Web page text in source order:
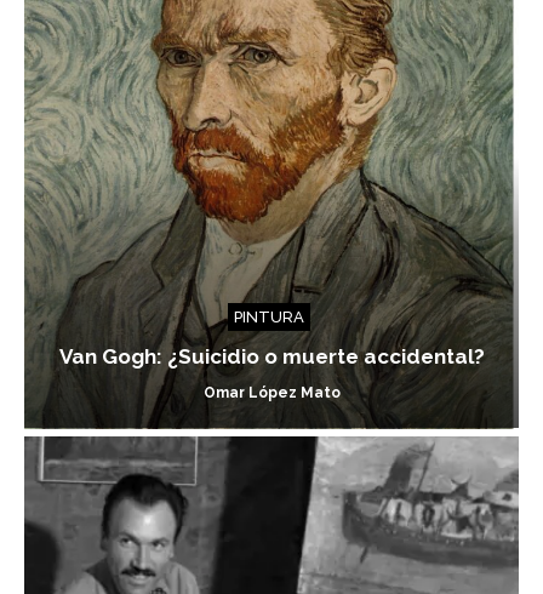
PINTURA
Van Gogh: ¿Suicidio o muerte accidental?
Omar López Mato